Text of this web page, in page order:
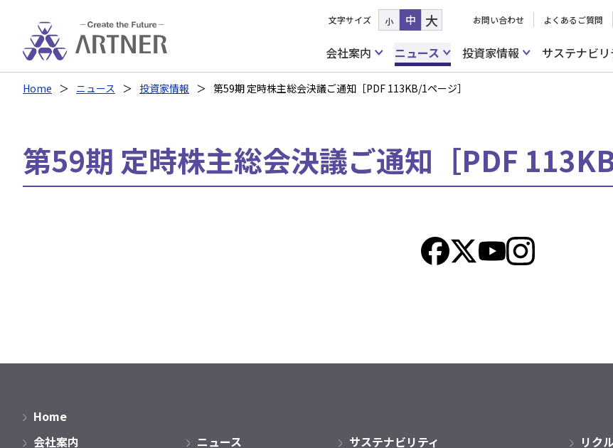
文字サイズ 小 中 大 お問い合わせ よくあるご質問
会社案内
ニュース 投資家情報 サステナビリ
Home ニュース 投資家情報 第59期 定時株主総会決議ご通知［PDF 113KB/1ページ］
第59期 定時株主総会決議ご通知［PDF
Home
会社案内
ニュース
サステナビリティ
リク